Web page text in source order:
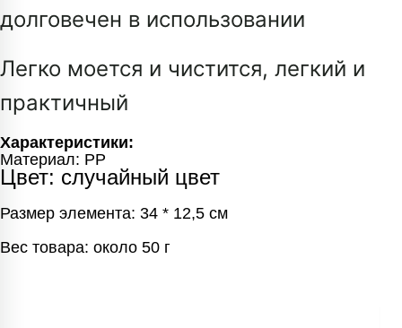
долговечен в использовании
Легко моется и чистится, легкий и
практичный
Характеристики:
Материал: PP
Цвет: случайный цвет
Размер элемента: 34 * 12,5 см
Вес товара: около 50 г